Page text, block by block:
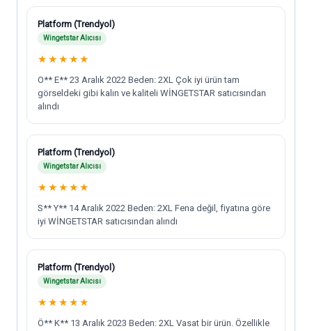
Platform (Trendyol)
Wingetstar Alıcısı
★ ★ ★ ★ ★
O** E** 23 Aralık 2022 Beden: 2XL Çok iyi ürün tam
görseldeki gibi kalın ve kaliteli WİNGETSTAR satıcısından
alındı
Platform (Trendyol)
Wingetstar Alıcısı
★ ★ ★ ★ ★
S** Y** 14 Aralık 2022 Beden: 2XL Fena değil, fiyatına göre
iyi WİNGETSTAR satıcısından alındı
Platform (Trendyol)
Wingetstar Alıcısı
★ ★ ★ ★ ★
Ö** K** 13 Aralık 2023 Beden: 2XL Vasat bir ürün. Özellikle